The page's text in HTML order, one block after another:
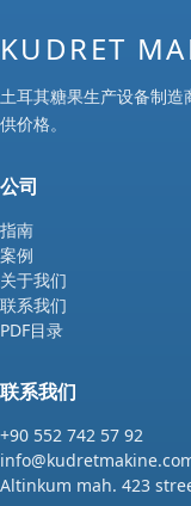
KUDRET
土耳其糖果生产设备制造
供价格。
公司
指南
案例
关于我们
联系我们
PDF目录
联系我们
+90 552 742 57 92
Altinkum mah. 423